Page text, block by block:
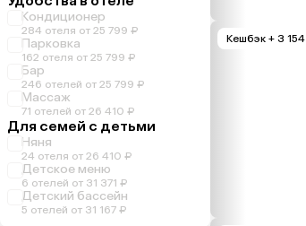
Кондиционер
284 отеля от 25 799 ₽
Парковка
162 отеля от 25 799 ₽
Бар
246 отелей от 25 799 ₽
Массаж
71 отелей от 26 410 ₽
Для семей с детьми
Няня
24 отеля от 26 410 ₽
Детское меню
6 отелей от 31 371 ₽
Детский бассейн
5 отелей от 31 167 ₽
Кешбэк + 3 154